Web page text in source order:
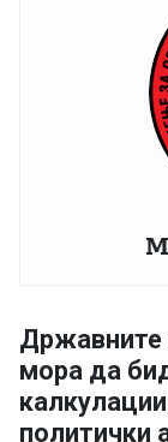
Државните
мора да
политички